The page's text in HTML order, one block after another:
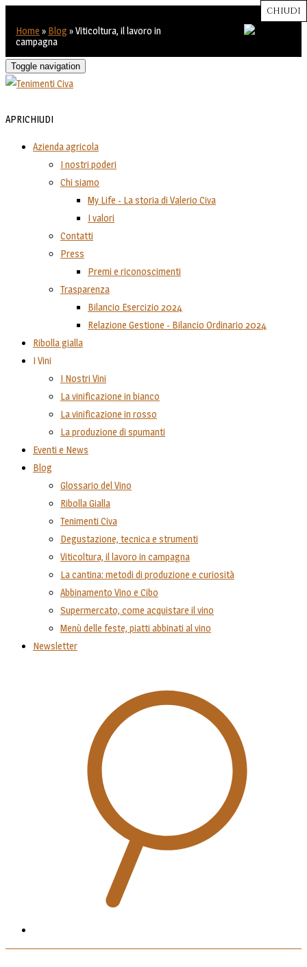
Home » Blog»Viticoltura, il lavoro in
campagna
Toggle navigation
APRICHIUDI
Azienda agricola
I nostri poderi
Chi siamo
My Life - La storia di Valerio Civa
I valori
Contatti
Press
Premi e riconoscimenti
Trasparenza
Bilancio Esercizio 2024
Relazione Gestione - Bilancio Ordinario 2024
Ribolla gialla
I Vini
I Nostri Vini
La vinificazione in bianco
La vinificazione in rosso
La produzione di spumanti
Eventi e News
Blog
Glossario del Vino
Ribolla Gialla
Tenimenti Civa
Degustazione, tecnica e strumenti
Viticoltura, il lavoro in campagna
La cantina: metodi di produzione e curiosità
Abbinamento Vino e Cibo
Supermercato, come acquistare il vino
Menù delle feste, piatti abbinati al vino
Newsletter
Close
Close
Close
Close
CHIUDI
CHIUDI
CHIUDI
CHIUDI
CHIUDI